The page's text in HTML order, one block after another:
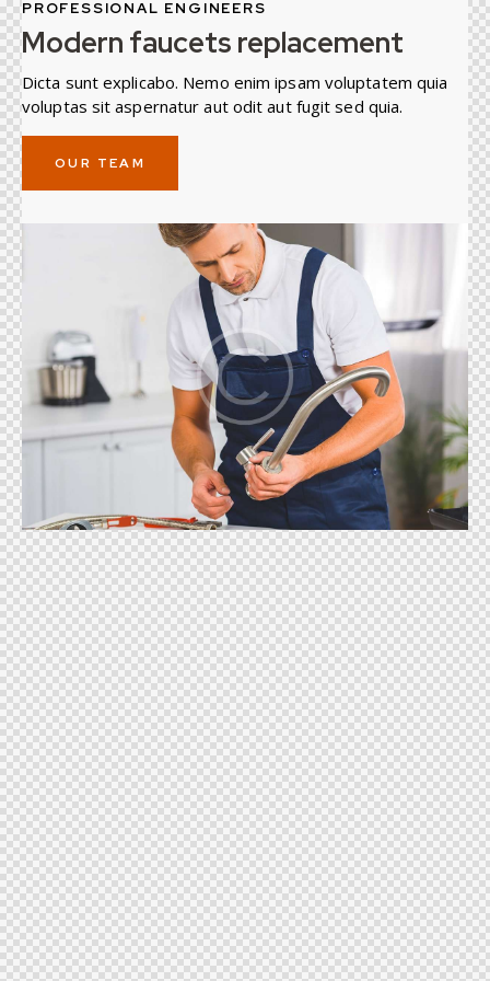
PROFESSIONAL ENGINEERS
Modern faucets replacement
Dicta sunt explicabo. Nemo enim ipsam voluptatem quia
voluptas sit aspernatur aut odit aut fugit sed quia.
OUR TEAM